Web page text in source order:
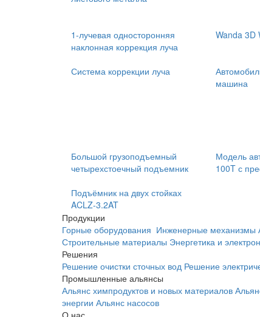
1-лучевая односторонняя
наклонная коррекция луча
Wanda 3D
Система коррекции луча
машина
Большой грузоподъемный
четырехстоечный подъемник
Модель
100T с
Подъёмник на двух стойках
ACLZ-3.2AT
Продукции
Горные оборудования Инженерные механизмы
Строительные материалы Энергетика и
Решения
Решение очистки сточных вод Решение
Промышленные альянсы
Альянс химпродуктов и новых материалов
энергии Альянс насосов
О нас